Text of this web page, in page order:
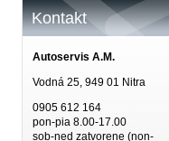
Kontakt
Autoservis A.M.
Vodná 25, 949 01 Nitra
0905 612 164
pon-pia 8.00-17.00
sob-ned zatvorene (non-